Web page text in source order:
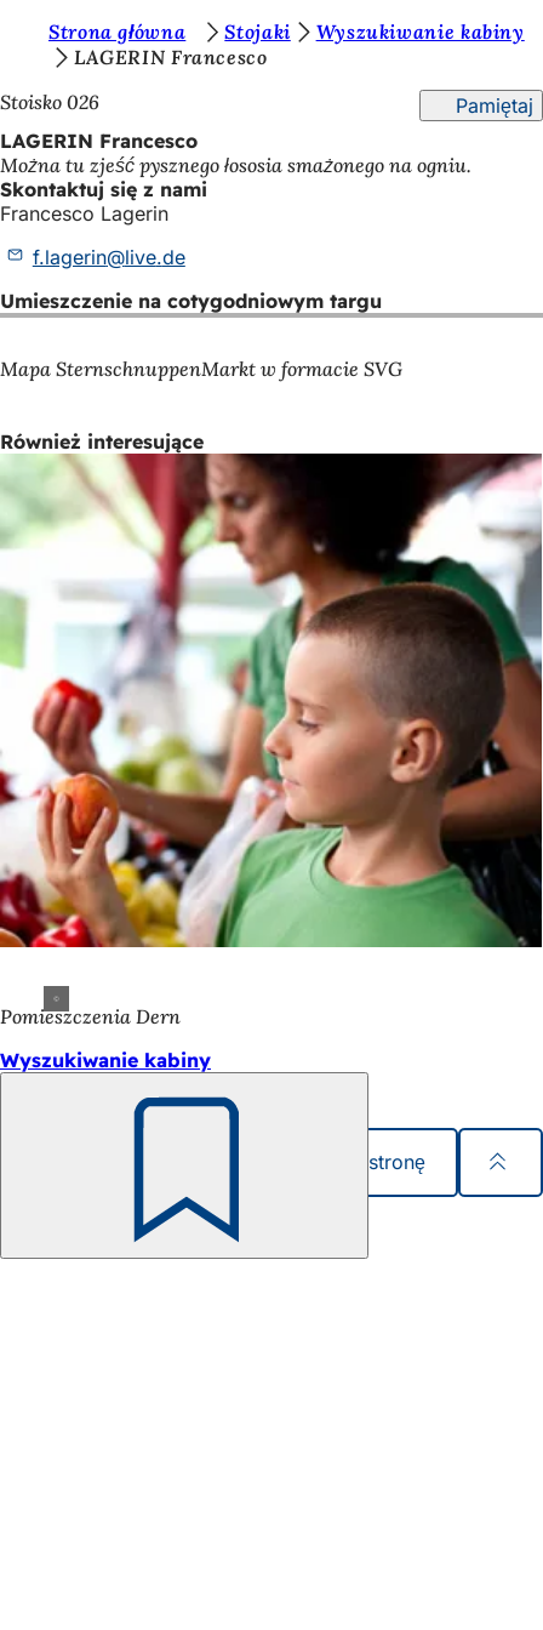
Przejdź do treści
s
t
e
ś
t
u
a
:
Strona główna Stojaki
Wyszukiwanie kabiny
LAGERIN Francesco
Stoisko 026
Pamiętaj
LAGERIN Francesco
Można tu zjeść pysznego łososia smażonego na ogniu.
Skontaktuj się z nami
Francesco Lagerin
f.lagerin
live de
Umieszczenie na cotygodniowym targu
Mapa SternschnuppenMarkt w formacie SVG
Również interesujące
Pomieszczenia Dern
Wyszukiwanie kabiny
Udostępnij stronę
stóp